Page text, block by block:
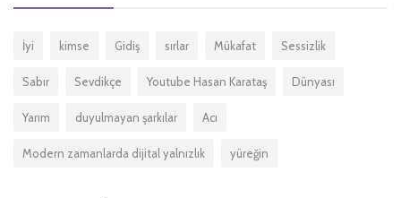
İyi kimse Gidiş sırlar Mükafat Sessizlik
Sabır Sevdikçe Youtube Hasan Karataş Dünyası
Yarım duyulmayan şarkılar Acı
Modern zamanlarda dijital yalnızlık yüreğin